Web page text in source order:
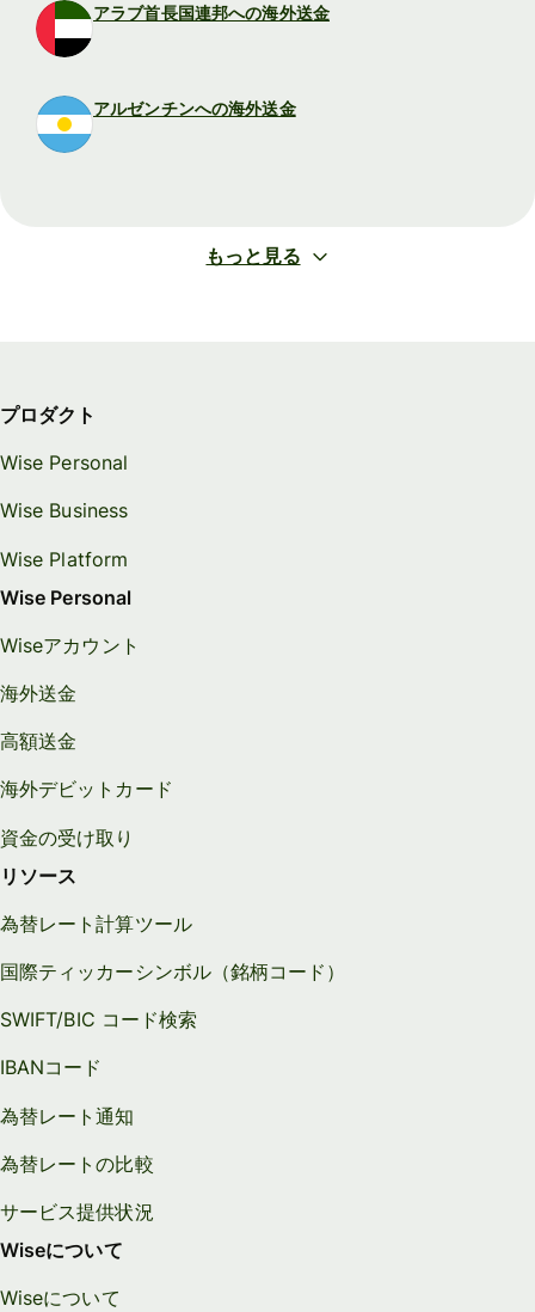
アラブ首長国連邦への海外送金
アルゼンチンへの海外送金
もっと見る
プロダクト
Wise Personal
Wise Business
Wise Platform
Wise Personal
Wiseアカウント
海外送金
高額送金
海外デビットカード
資金の受け取り
リソース
為替レート計算ツール
国際ティッカーシンボル（銘柄コード）
SWIFT/BIC コード検索
IBANコード
為替レート通知
為替レートの比較
サービス提供状況
Wiseについて
Wiseについて